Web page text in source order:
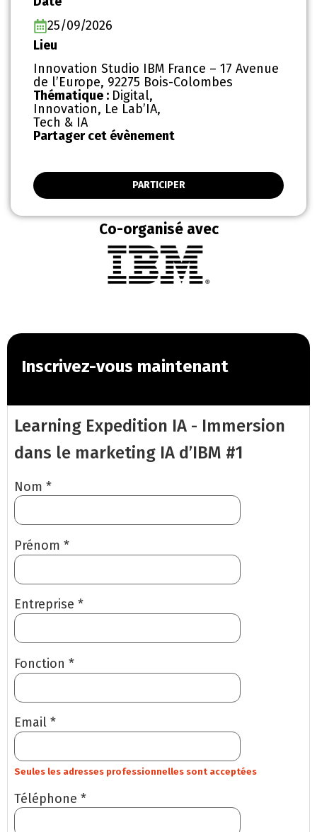
25/09/2026
Lieu
Innovation Studio IBM France – 17 Avenue
de l’Europe, 92275 Bois-Colombes
Thématique : Digital,
Innovation, Le Lab’IA,
Tech & IA
Partager cet évènement
PARTICIPER
Co-organisé avec
Inscrivez-vous maintenant
Learning Expedition IA - Immersion
dans le marketing IA d’IBM #1
Nom *
Prénom *
Entreprise *
Fonction *
Email *
Seules les adresses professionnelles sont acceptées
Téléphone *